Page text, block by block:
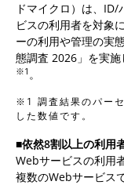
ドマイクロ）は、
ビスの利用者を対象
ーの利用や管理の実
態調査 2026」を実
※1 。
※1 調査結果のパー
した数値です。
■依然8割以上の利用
Webサービスの利用
複数のWebサービス